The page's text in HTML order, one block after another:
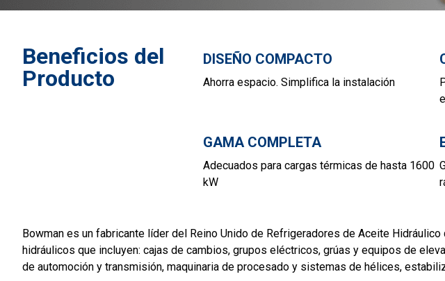
Beneficios del
Producto
DISEÑO COMPACTO
Ahorra espacio. Simplifica la instalación
GAMA COMPLETA
Adecuados para cargas térmicas de hasta 1600
kW
Bowman es un fabricante líder del Reino Unido de Refrigeradores de Aceite
hidráulicos que incluyen: cajas de cambios, grupos eléctricos, grúas y equipos de
de automoción y transmisión, maquinaria de procesado y sistemas de hélices,